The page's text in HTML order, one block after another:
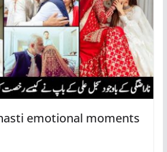
emotional moments